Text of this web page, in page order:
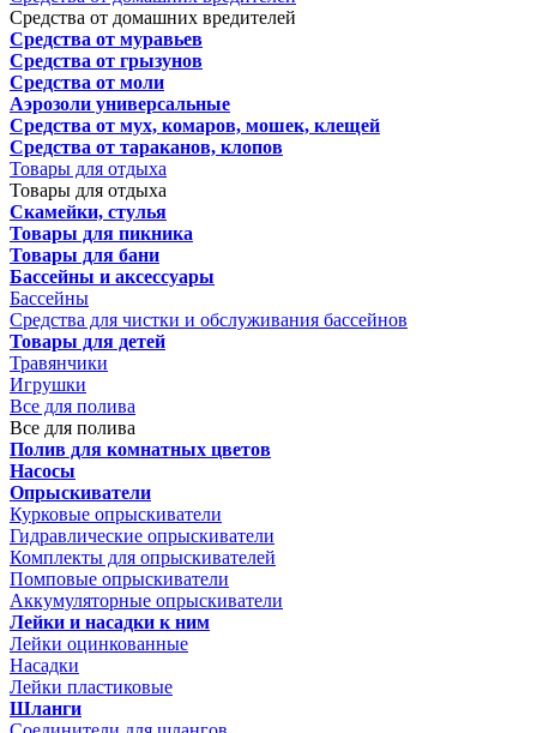
Средства от домашних вредителей
Средства от муравьев
Средства от грызунов
Средства от моли
Аэрозоли универсальные
Средства от мух, комаров, мошек, клещей
Средства от тараканов, клопов
Товары для отдыха
Товары для отдыха
Скамейки, стулья
Товары для пикника
Товары для бани
Бассейны и аксессуары
Бассейны
Средства для чистки и обслуживания бассейнов
Товары для детей
Травянчики
Игрушки
Все для полива
Все для полива
Полив для комнатных цветов
Насосы
Опрыскиватели
Курковые опрыскиватели
Гидравлические опрыскиватели
Комплекты для опрыскивателей
Помповые опрыскиватели
Аккумуляторные опрыскиватели
Лейки и насадки к ним
Лейки оцинкованные
Насадки
Лейки пластиковые
Шланги